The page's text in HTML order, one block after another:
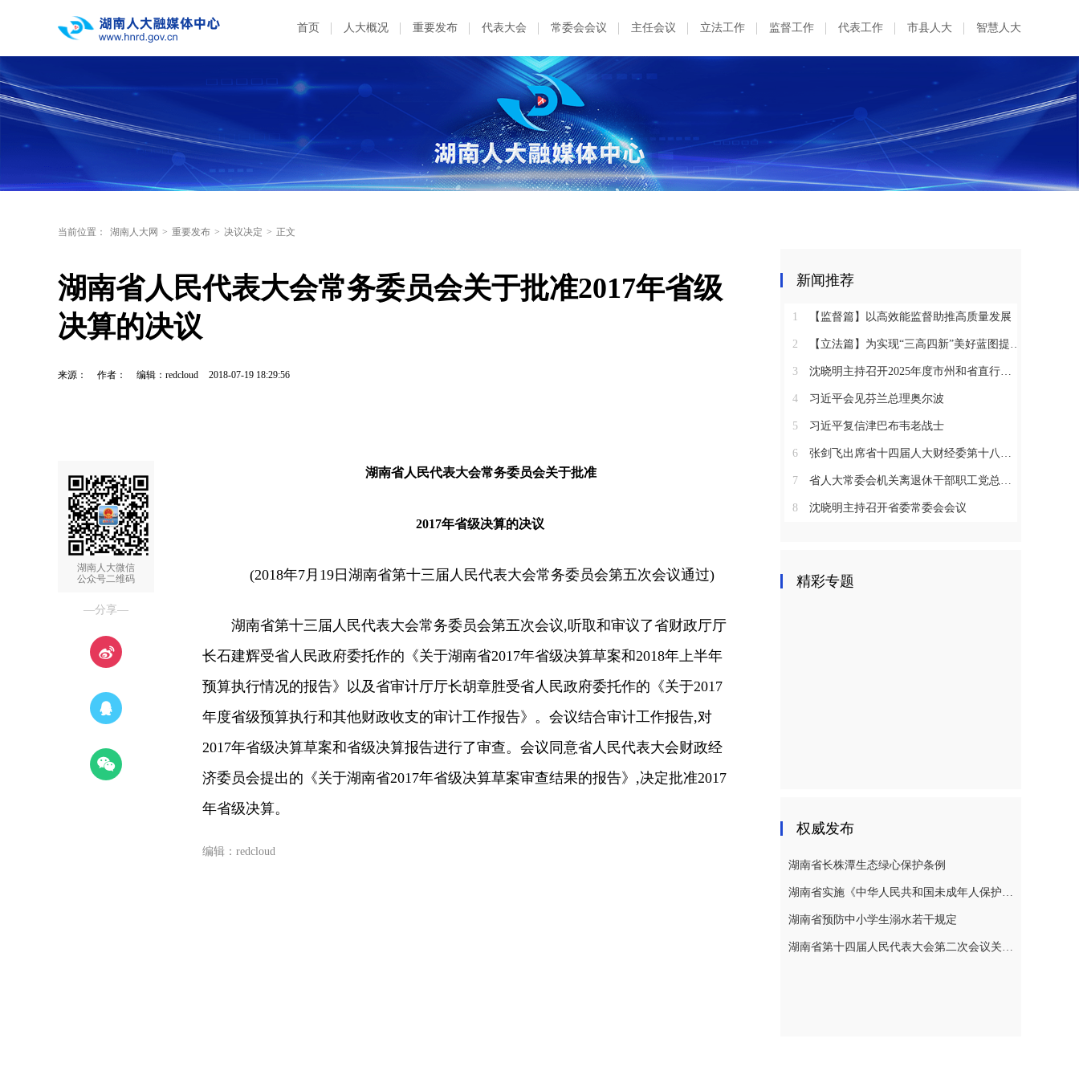
首页 人大概况 重要发布 代表大会 常委会会议 主任会议 立法工作 监督工作 代表工作 市县人大 智慧人大
当前位置： 湖南人大网 > 重要发布 > 决议决定 > 正文
湖南省人民代表大会常务委员会关于批准2017年省级
决算的决议
来源： 作者： 编辑：redcloud 2018-07-19 18:29:56
湖南人大微信
公众号二维码
—分享—
湖南省人民代表大会常务委员会关于批准
2017年省级决算的决议
(2018年7月19日湖南省第十三届人民代表大会常务委员会第五次会议通过)
湖南省第十三届人民代表大会常务委员会第五次会议,听取和审议了省财政厅厅
长石建辉受省人民政府委托作的《关于湖南省2017年省级决算草案和2018年上半年
预算执行情况的报告》以及省审计厅厅长胡章胜受省人民政府委托作的《关于2017
年度省级预算执行和其他财政收支的审计工作报告》。会议结合审计工作报告,对
2017年省级决算草案和省级决算报告进行了审查。会议同意省人民代表大会财政经
济委员会提出的《关于湖南省2017年省级决算草案审查结果的报告》,决定批准2017
年省级决算。
编辑：redcloud
新闻推荐
1 【监督篇】以高效能监督助推高质量发展
2 【立法篇】为实现“三高四新”美好蓝图提供坚实法治保障
3 沈晓明主持召开2025年度市州和省直行业系统党（工）委书记抓基层党建工作述职评议会议
4 习近平会见芬兰总理奥尔波
5 习近平复信津巴布韦老战士
6 张剑飞出席省十四届人大财经委第十八次全体会议
7 省人大常委会机关离退休干部职工党总支召开2025年度总结表彰大会
8 沈晓明主持召开省委常委会会议
精彩专题
权威发布
湖南省长株潭生态绿心保护条例
湖南省实施《中华人民共和国未成年人保护法》若干规定
湖南省预防中小学生溺水若干规定
湖南省第十四届人民代表大会第二次会议关于湖南省人民代表大会常务委员会工作报告的决议